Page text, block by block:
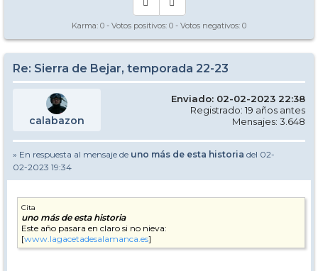
Karma: 0 - Votos positivos: 0 - Votos negativos: 0
Re: Sierra de Bejar, temporada 22-23
calabazon
Enviado: 02-02-2023 22:38
Registrado: 19 años antes
Mensajes: 3.648
» En respuesta al mensaje de uno más de esta historia del 02-
02-2023 19:34
Cita
uno más de esta historia
Este año pasara en claro si no nieva:
[www.lagacetadesalamanca.es]